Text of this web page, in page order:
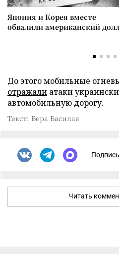
Япония и Корея вместе
обвалили американский
До этого мобильные
отражали атаки
автомобильную дорогу.
Текст: Вера Басилая
Читать